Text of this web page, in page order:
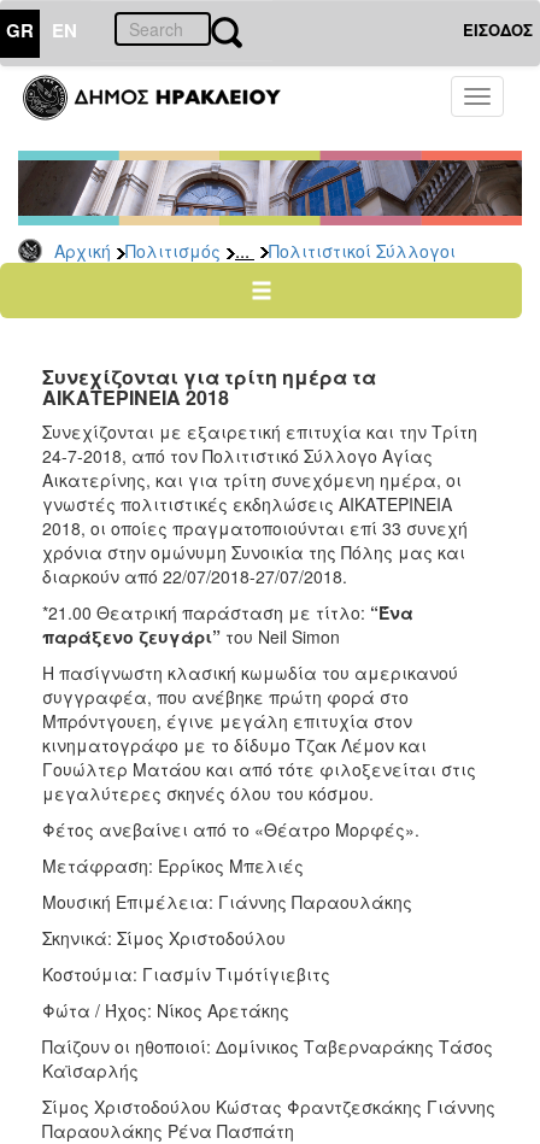
GR EN ΕΙΣΟΔΟΣ
Toggle
Αρχική Πολιτισμός ... Πολιτιστικοί Σύλλογοι
ΠΟΛΙΤΙΣΜΟΣ
Σελίδες
Πολιτιστικοί
Σύλλογοι
Σκιτσογράφοι
Εικαστικών
Τέχνη
Γλύπτες
Photopolis
Σημεία
Μνήμης
1941
ΤΟΠΟΣ
ΔΗΜΟΣ
ΑΝΘΕΚΤΙΚΗ
ΠΟΛΗ
Συνεχίζονται για τρίτη ημέρα τα
ΑΙΚΑΤΕΡΙΝΕΙΑ 2018
Συνεχίζονται με εξαιρετική επιτυχία και την Τρίτη
24-7-2018, από τον Πολιτιστικό Σύλλογο Αγίας
Αικατερίνης, και για τρίτη συνεχόμενη ημέρα, οι
γνωστές πολιτιστικές εκδηλώσεις ΑΙΚΑΤΕΡΙΝΕΙΑ
2018, οι οποίες πραγματοποιούνται επί 33 συνεχή
χρόνια στην ομώνυμη Συνοικία της Πόλης μας και
διαρκούν από 22/07/2018-27/07/2018.
*21.00 Θεατρική παράσταση με τίτλο: “Ένα
παράξενο ζευγάρι” του Neil Simon
Η πασίγνωστη κλασική κωμωδία του αμερικανού
συγγραφέα, που ανέβηκε πρώτη φορά στο
Μπρόντγουεη, έγινε μεγάλη επιτυχία στον
κινηματογράφο με το δίδυμο Τζακ Λέμον και
Γουώλτερ Ματάου και από τότε φιλοξενείται στις
μεγαλύτερες σκηνές όλου του κόσμου.
Φέτος ανεβαίνει από το «Θέατρο Μορφές».
Μετάφραση: Ερρίκος Μπελιές
Μουσική Επιμέλεια: Γιάννης Παραουλάκης
Σκηνικά: Σίμος Χριστοδούλου
Κοστούμια: Γιασμίν Τιμότίγιεβιτς
Φώτα / Ήχος: Νίκος Αρετάκης
Παίζουν οι ηθοποιοί: Δομίνικος Ταβερναράκης Τάσος
Καϊσαρλής
Σίμος Χριστοδούλου Κώστας Φραντζεσκάκης Γιάννης
Παραουλάκης Ρένα Πασπάτη